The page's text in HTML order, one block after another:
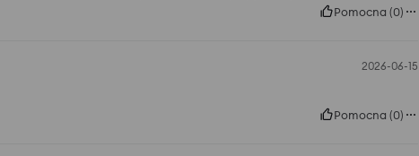
Pomocna (0)
2026-06-15
Pomocna (0)